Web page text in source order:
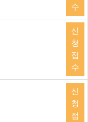
수
신
청
접
수
신
청
접